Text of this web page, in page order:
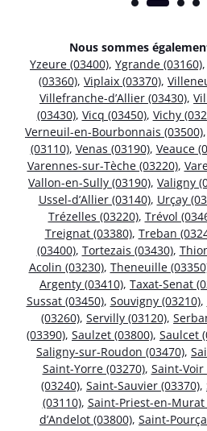
Nous sommes
Yzeure (03400), Ygrande (03160),
(03360), Viplaix (03370),
Villefranche-d’Allier (03430),
(03430), Vicq (03450), Vichy
Verneuil-en-Bourbonnais (03500),
(03110), Venas (03190), Veauce
Varennes-sur-Tèche (03220),
Vallon-en-Sully (03190), Valigny
Ussel-d’Allier (03140), Urçay
Trézelles (03220), Trévol
Treignat (03380), Treban
(03400), Tortezais (03430),
Acolin (03230), Theneuille
Argenty (03410), Taxat-Senat
Sussat (03450), Souvigny (03210),
(03260), Servilly (03120),
(03390), Saulzet (03800), Saulcet
Saligny-sur-Roudon (03470),
Saint-Yorre (03270), Saint-Voir
(03240), Saint-Sauvier (03370),
(03110), Saint-Priest-en-Murat
d’Andelot (03800), Saint-